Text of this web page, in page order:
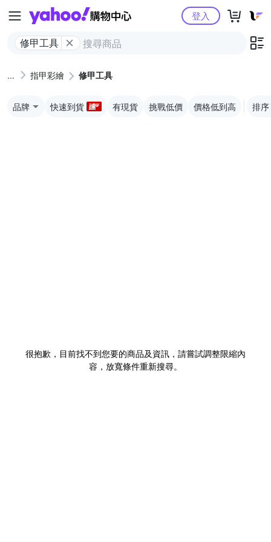
Yahoo購物中心
修甲工具
登入
指甲彩繪 修甲工具
品牌 快速到貨 有現貨 挑戰低價 價格低到高 排序
很抱歉，目前找不到您要的商品及資訊，請嘗試調整限縮內
容，放寬條件重新搜尋。